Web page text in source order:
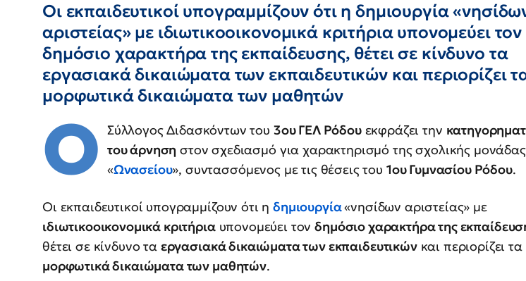
Οι εκπαιδευτικοί υπογραμμίζουν ότι η δημιουργία
αριστείας» με ιδιωτικοοικονομικά κριτήρια υπονομεύει τον
δημόσιο χαρακτήρα της εκπαίδευσης, θέτει σε κίνδυνο τα
εργασιακά δικαιώματα των εκπαιδευτικών και περιορίζει
μορφωτικά δικαιώματα των μαθητών
Ο Σύλλογος Διδασκόντων του 3ου ΓΕΛ Ρόδουεκφράζει την
του άρνηση στον σχεδιασμό για χαρακτηρισμό της σχολικής
«Ωνασείου», συντασσόμενος με τις θέσεις του 1ου Γυμνασίου Ρόδου.
Οι εκπαιδευτικοί υπογραμμίζουν ότι ηδημιουργία«νησίδων αριστείας» με
ιδιωτικοοικονομικά κριτήριαυπονομεύει τονδημόσιο χαρακτήρα της
θέτει σε κίνδυνο τα εργασιακά δικαιώματα των εκπαιδευτικώνκαι περιορίζει τα
μορφωτικά δικαιώματα των μαθητών.